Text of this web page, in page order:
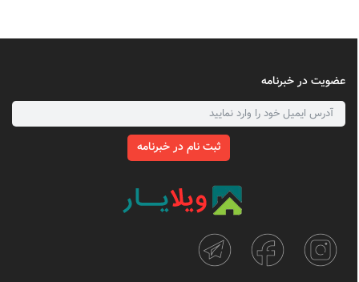
عضویت در خبرنامه
ثبت نام در خبرنامه